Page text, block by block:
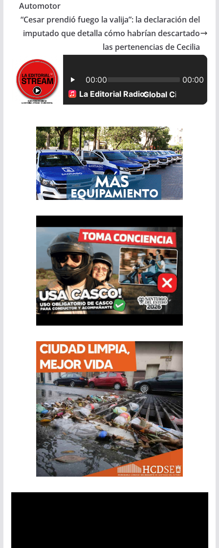
o
k
A
Automotor
“Cesar prendió fuego la valija”: la declaración del
imputado que detalla cómo habrían descartado
las pertenencias de Cecilia